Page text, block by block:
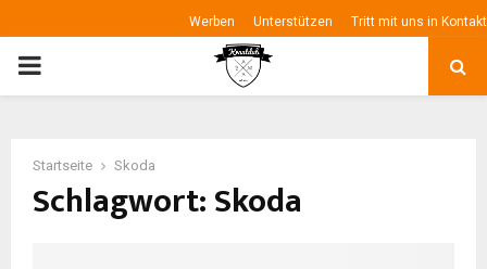
Werben Unterstützen Tritt mit uns in Kontakt
P
Startseite Skoda
Schlagwort: Skoda